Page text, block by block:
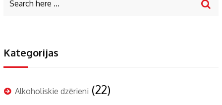
Kategorijas
Alkoholiskie dzērieni (22)